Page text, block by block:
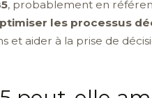
, probablement en
les processus
et aider à la prise de